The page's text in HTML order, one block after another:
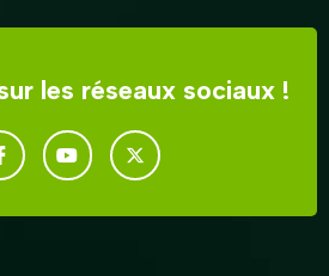
les réseaux sociaux !